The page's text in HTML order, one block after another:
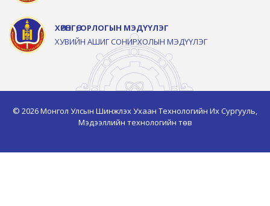
ХӨРӨНГӨ, ОРЛОГЫН МЭДҮҮЛЭГ
ХУВИЙН АШИГ СОНИРХОЛЫН МЭДҮҮЛЭГ
© 2026 Монгол Улсын Шинжлэх Ухаан Технологийн Их Сургууль,
Мэдээллийн технологийн төв